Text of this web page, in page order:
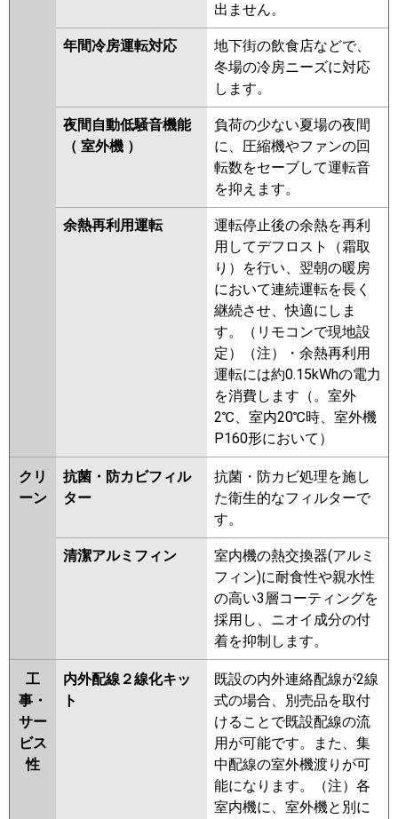
出ません。
年間冷房運転対応
地下街の飲食店などで、
冬場の冷房ニーズに対応
します。
夜間自動低騒音機能
（ 室外機 ）
負荷の少ない夏場の夜間
に、圧縮機やファンの回
転数をセーブして運転音
を抑えます。
余熱再利用運転
運転停止後の余熱を再利
用してデフロスト（霜取
り）を行い、翌朝の暖房
において連続運転を長く
継続させ、快適にしま
す。（リモコンで現地設
定）（注）・余熱再利用
運転には約0.15kWhの電力
を消費します（。室外
2℃、室内20℃時、室外機
P160形において）
クリ
ーン
抗菌・防カビフィル
ター
抗菌・防カビ処理を施し
た衛生的なフィルターで
す。
清潔アルミフィン
室内機の熱交換器(アルミ
フィン)に耐食性や親水性
の高い3層コーティングを
採用し、ニオイ成分の付
着を抑制します。
工
事・
サー
ビス
性
内外配線２線化キッ
ト
既設の内外連絡配線が2線
式の場合、別売品を取付
けることで既設配線の流
用が可能です。また、集
中配線の室外機渡りが可
能になります。（注）各
室内機に、室外機と別に